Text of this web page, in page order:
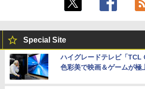
Special Site
ハイグレードテレビ「TCL
色彩美で映画＆ゲームが極